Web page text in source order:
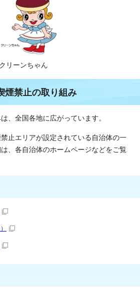
クリーンちゃん
煙禁止の取り組み
、全国各地に広がっています。
止エリアが設定されている自治体の一
、各自治体のホームページなどをご覧